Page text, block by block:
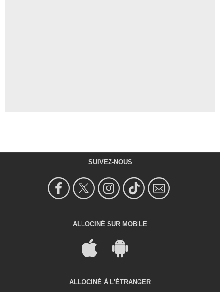
SUIVEZ-NOUS
ALLOCINÉ SUR MOBILE
ALLOCINÉ À L'ÉTRANGER